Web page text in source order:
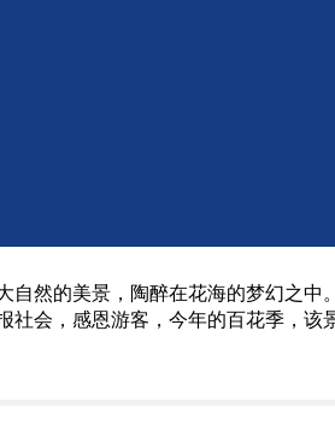
然的美景，陶醉在花海的梦幻之中
会，感恩游客，今年的百花季，该